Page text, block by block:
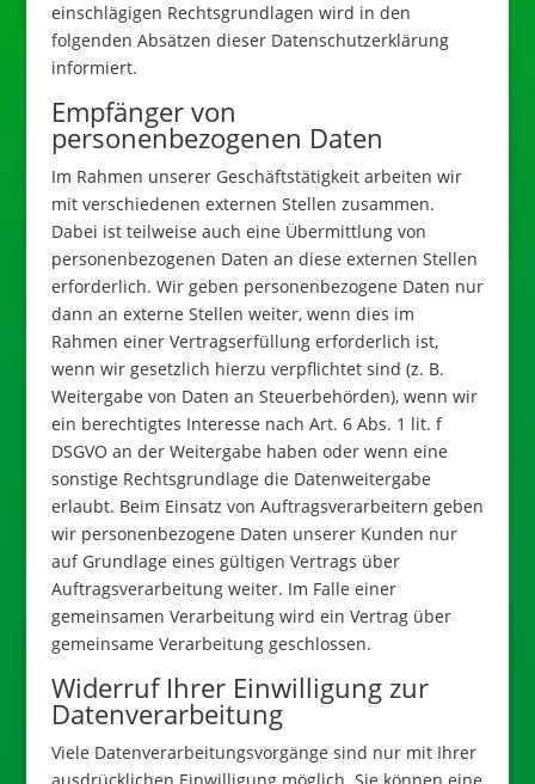
einschlägigen Rechtsgrundlagen wird in den
folgenden Absätzen dieser Datenschutzerklärung
informiert.
Empfänger von
personenbezogenen Daten
Im Rahmen unserer Geschäftstätigkeit arbeiten wir
mit verschiedenen externen Stellen zusammen.
Dabei ist teilweise auch eine Übermittlung von
personenbezogenen Daten an diese externen Stellen
erforderlich. Wir geben personenbezogene Daten nur
dann an externe Stellen weiter, wenn dies im
Rahmen einer Vertragserfüllung erforderlich ist,
wenn wir gesetzlich hierzu verpflichtet sind (z. B.
Weitergabe von Daten an Steuerbehörden), wenn wir
ein berechtigtes Interesse nach Art. 6 Abs. 1 lit. f
DSGVO an der Weitergabe haben oder wenn eine
sonstige Rechtsgrundlage die Datenweitergabe
erlaubt. Beim Einsatz von Auftragsverarbeitern geben
wir personenbezogene Daten unserer Kunden nur
auf Grundlage eines gültigen Vertrags über
Auftragsverarbeitung weiter. Im Falle einer
gemeinsamen Verarbeitung wird ein Vertrag über
gemeinsame Verarbeitung geschlossen.
Widerruf Ihrer Einwilligung zur
Datenverarbeitung
Viele Datenverarbeitungsvorgänge sind nur mit Ihrer